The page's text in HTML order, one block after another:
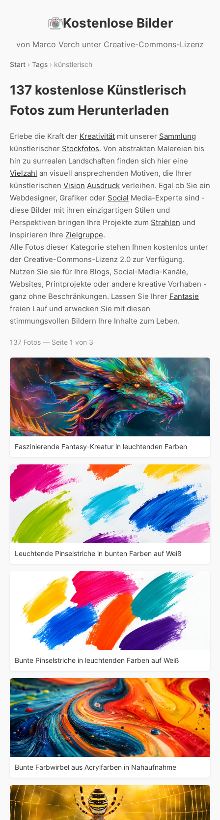
Kostenlose Bilder
von Marco Verch unter Creative-Commons-Lizenz
Start › Tags › künstlerisch
137 kostenlose Künstlerisch
Fotos zum Herunterladen
Erlebe die Kraft der Kreativität mit unserer Sammlung
künstlerischer Stockfotos. Von abstrakten Malereien bis
hin zu surrealen Landschaften finden sich hier eine
Vielzahl an visuell ansprechenden Motiven, die Ihrer
künstlerischen Vision Ausdruck verleihen. Egal ob Sie ein
Webdesigner, Grafiker oder Social Media-Experte sind -
diese Bilder mit ihren einzigartigen Stilen und
Perspektiven bringen Ihre Projekte zum Strahlen und
inspirieren Ihre Zielgruppe.
Alle Fotos dieser Kategorie stehen Ihnen kostenlos unter
der Creative-Commons-Lizenz 2.0 zur Verfügung.
Nutzen Sie sie für Ihre Blogs, Social-Media-Kanäle,
Websites, Printprojekte oder andere kreative Vorhaben -
ganz ohne Beschränkungen. Lassen Sie Ihrer Fantasie
freien Lauf und erwecken Sie mit diesen
stimmungsvollen Bildern Ihre Inhalte zum Leben.
137 Fotos — Seite 1 von 3
Faszinierende Fantasy-Kreatur in leuchtenden Farben
Leuchtende Pinselstriche in bunten Farben auf Weiß
Bunte Pinselstriche in leuchtenden Farben auf Weiß
Bunte Farbwirbel aus Acrylfarben in Nahaufnahme